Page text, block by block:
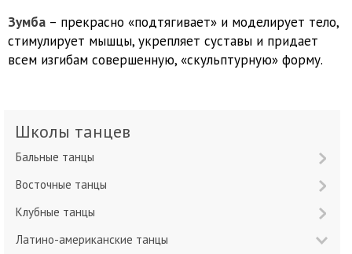
Зумба – прекрасно «подтягивает» и моделирует тело,
стимулирует мышцы, укрепляет суставы и придает
всем изгибам совершенную, «скульптурную» форму.
Школы танцев
Бальные танцы
Восточные танцы
Клубные танцы
Латино-американские танцы